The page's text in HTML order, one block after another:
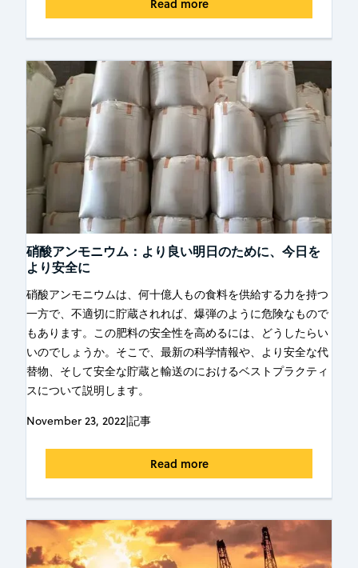
Read more
硝酸アンモニウム：より良い明日のために、今日を
より安全に
硝酸アンモニウムは、何十億人もの食料を供給する力を持つ
一方で、不適切に貯蔵されれば、爆弾のように危険なもので
もあります。この肥料の安全性を高めるには、どうしたらい
いのでしょうか。そこで、最新の科学情報や、より安全な代
替物、そして安全な貯蔵と輸送のにおけるベストプラクティ
スについて説明します。
November 23, 2022|記事
Read more